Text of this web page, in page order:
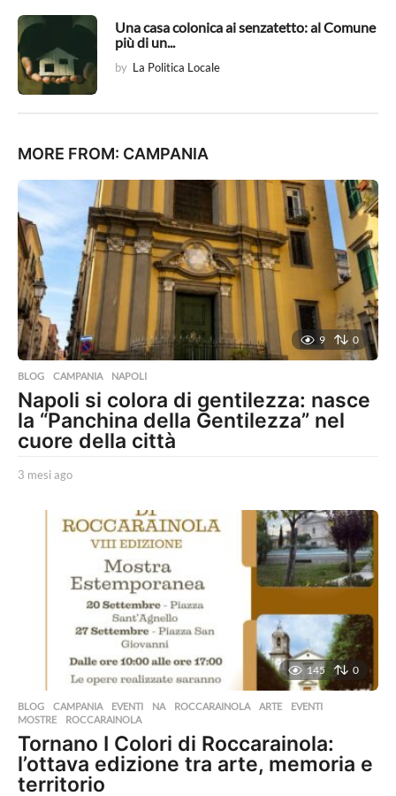
Una casa colonica ai senzatetto: al Comune
più di un...
by La Politica Locale
MORE FROM: CAMPANIA
9 0
BLOG ,CAMPANIA ,NAPOLI
Napoli si colora di gentilezza: nasce
la “Panchina della Gentilezza” nel
cuore della città
3 mesi ago
s
g
o
145 0
BLOG ,CAMPANIA ,EVENTI ,NA ,ROCCARAINOLA ARTE ,EVENTI
MOSTRE
,ROCCARAINOLA
Tornano I Colori di Roccarainola:
l’ottava edizione tra arte, memoria e
territorio